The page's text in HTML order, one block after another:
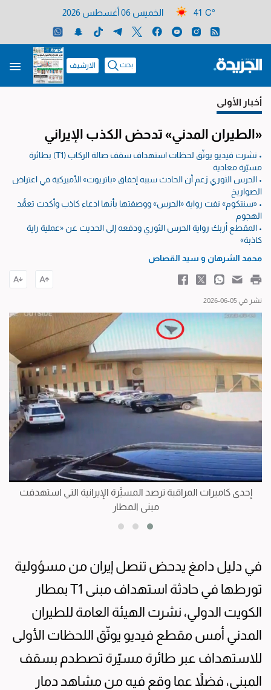
41 C° الخميس 06 أغسطس 2026
بحث الارشيف
أخبار الأولى
«الطيران المدني» تدحض الكذب الإيراني
• نشرت فيديو يوثّق لحظات استهداف سقف صالة الركاب (T1) بطائرة
مسيّرة معادية
• الحرس الثوري زعم أن الحادث سببه إخفاق «باتريوت» الأميركية في اعتراض
الصواريخ
• «سنتكوم» نفت رواية «الحرس» ووصفتها بأنها ادعاء كاذب وأكدت تعمُّد
الهجوم
• المقطع أربك رواية الحرس الثوري ودفعه إلى الحديث عن «عملية راية
كاذبة»
محمد الشرهان و سيد القصاص
نشر في 05-06-2026
إحدى كاميرات المراقبة ترصد المسيَّرة الإيرانية التي استهدفت
مبنى المطار
في دليل دامغ يدحض تنصل إيران من مسؤولية
تورطها في حادثة استهداف مبنى T1 بمطار
الكويت الدولي، نشرت الهيئة العامة للطيران
المدني أمس مقطع فيديو يوثّق اللحظات الأولى
للاستهداف عبر طائرة مسيّرة تصطدم بسقف
المبنى، فضلاً عما وقع فيه من مشاهد دمار